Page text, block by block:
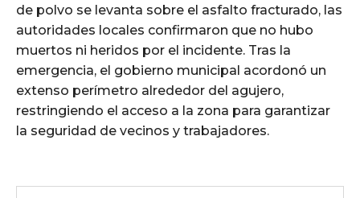
de polvo se levanta sobre el asfalto fracturado, las
autoridades locales confirmaron que no hubo
muertos ni heridos por el incidente. Tras la
emergencia, el gobierno municipal acordonó un
extenso perímetro alrededor del agujero,
restringiendo el acceso a la zona para garantizar
la seguridad de vecinos y trabajadores.